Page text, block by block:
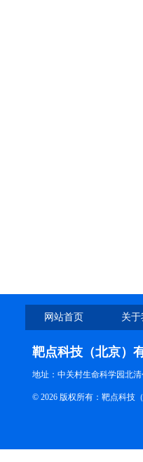
网站首页 关
靶点科技（北京）
地址：中关村生命科学园北
© 2026 版权所有：靶点科技